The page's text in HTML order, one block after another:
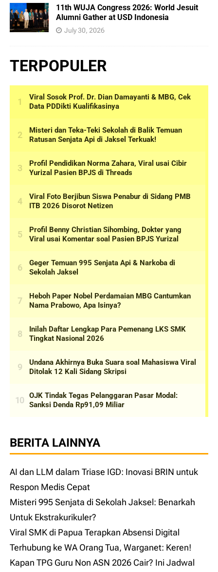
11th WUJA Congress 2026: World Jesuit
Alumni Gather at USD Indonesia
July 30, 2026
TERPOPULER
BERITA LAINNYA
AI dan LLM dalam Triase IGD: Inovasi BRIN untuk
Respon Medis Cepat
Misteri 995 Senjata di Sekolah Jaksel: Benarkah
Untuk Ekstrakurikuler?
Viral SMK di Papua Terapkan Absensi Digital
Terhubung ke WA Orang Tua, Warganet: Keren!
Kapan TPG Guru Non ASN 2026 Cair? Ini Jadwal